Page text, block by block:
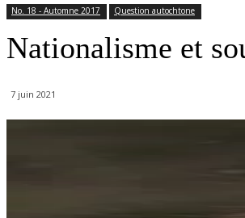
No. 18 - Automne 2017 Question autochtone
Nationalisme et
7 juin 2021